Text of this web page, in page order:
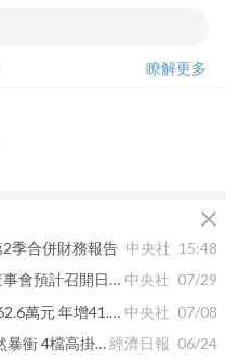
瞭解更多
close
2季合併財務報告 中央社 15:48
【公告】杭特115年第二季財務報告董事會預計召開日期為115年8月6日 中央社 07/29
【公告】杭特 2026年6月合併營收2462.6萬元 年增41.41% 中央社 07/08
權值軍團殺聲隆隆！「這族群」竟突然暴衝 4檔高掛漲停經濟日報 06/24